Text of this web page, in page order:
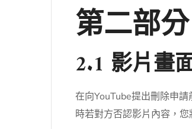
第二部
2.1 影片畫
在向YouTube提出刪除申
時若對方否認影片內容，您